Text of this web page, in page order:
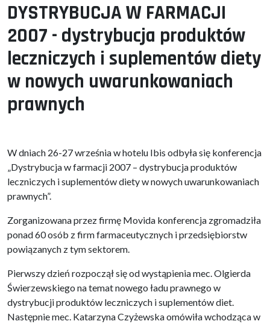
DYSTRYBUCJA W FARMACJI
2007 - dystrybucja produktów
leczniczych i suplementów diety
w nowych uwarunkowaniach
prawnych
W dniach 26-27 września w hotelu Ibis odbyła się konferencja
„Dystrybucja w farmacji 2007 – dystrybucja produktów
leczniczych i suplementów diety w nowych uwarunkowaniach
prawnych”.
Zorganizowana przez firmę Movida konferencja zgromadziła
ponad 60 osób z firm farmaceutycznych i przedsiębiorstw
powiązanych z tym sektorem.
Pierwszy dzień rozpoczął się od wystąpienia mec. Olgierda
Świerzewskiego na temat nowego ładu prawnego w
dystrybucji produktów leczniczych i suplementów diet.
Następnie mec. Katarzyna Czyżewska omówiła wchodząca w